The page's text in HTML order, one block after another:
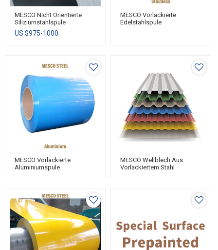
MESCO Nicht Orientierte
Siliziumstahlspule
US $975-1000
MESCO Vorlackierte
Edelstahlspule
MESCO Vorlackierte
Aluminiumspule
MESCO Wellblech Aus
Vorlackiertem Stahl